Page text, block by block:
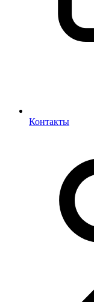
Контакты